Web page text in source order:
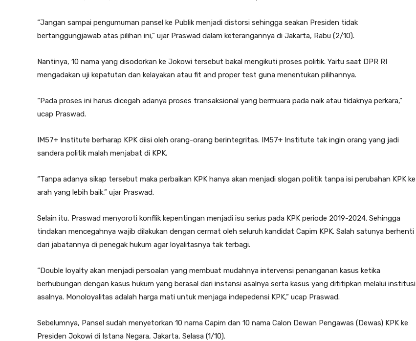
“Jangan sampai pengumuman pansel ke Publik menjadi distorsi sehingga seakan Presiden tidak
bertanggungjawab atas pilihan ini,” ujar Praswad dalam keterangannya di Jakarta, Rabu (2/10).
Nantinya, 10 nama yang disodorkan ke Jokowi tersebut bakal mengikuti proses politik. Yaitu saat DPR RI
mengadakan uji kepatutan dan kelayakan atau fit and proper test guna menentukan pilihannya.
“Pada proses ini harus dicegah adanya proses transaksional yang bermuara pada naik atau tidaknya perkara,”
ucap Praswad.
IM57+ Institute berharap KPK diisi oleh orang-orang berintegritas. IM57+ Institute tak ingin orang yang jadi
sandera politik malah menjabat di KPK.
“Tanpa adanya sikap tersebut maka perbaikan KPK hanya akan menjadi slogan politik tanpa isi perubahan KPK ke
arah yang lebih baik,” ujar Praswad.
Selain itu, Praswad menyoroti konflik kepentingan menjadi isu serius pada KPK periode 2019-2024. Sehingga
tindakan mencegahnya wajib dilakukan dengan cermat oleh seluruh kandidat Capim KPK. Salah satunya berhenti
dari jabatannya di penegak hukum agar loyalitasnya tak terbagi.
“Double loyalty akan menjadi persoalan yang membuat mudahnya intervensi penanganan kasus ketika
berhubungan dengan kasus hukum yang berasal dari instansi asalnya serta kasus yang dititipkan melalui institusi
asalnya. Monoloyalitas adalah harga mati untuk menjaga indepedensi KPK,” ucap Praswad.
Sebelumnya, Pansel sudah menyetorkan 10 nama Capim dan 10 nama Calon Dewan Pengawas (Dewas) KPK ke
Presiden Jokowi di Istana Negara, Jakarta, Selasa (1/10).